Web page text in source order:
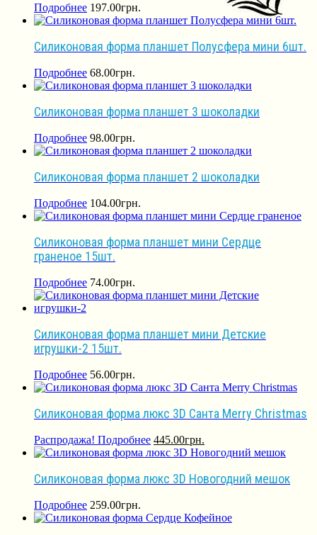
Подробнее 197.00грн.
Силиконовая форма планшет Полусфера мини 6шт.
Подробнее 68.00грн.
Силиконовая форма планшет 3 шоколадки
Подробнее 98.00грн.
Силиконовая форма планшет 2 шоколадки
Подробнее 104.00грн.
Силиконовая форма планшет мини Сердце
граненое 15шт.
Подробнее 74.00грн.
Силиконовая форма планшет мини Детские
игрушки-2 15шт.
Подробнее 56.00грн.
Силиконовая форма люкс 3D Санта Merry Christmas
Распродажа! Подробнее 445.00грн.
Силиконовая форма люкс 3D Новогодний мешок
Подробнее 259.00грн.